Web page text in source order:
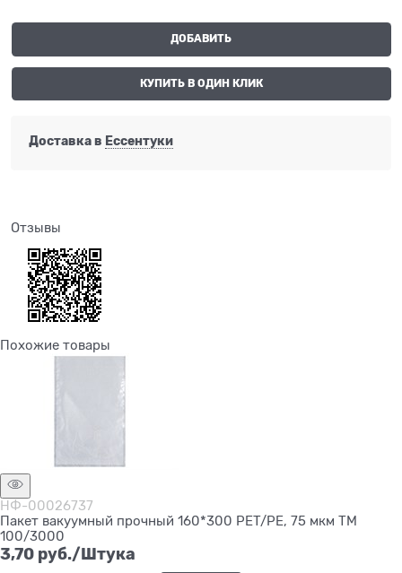
ДОБАВИТЬ
КУПИТЬ В ОДИН КЛИК
Доставка в Ессентуки
Отзывы
Похожие товары
НФ-00026737
Пакет вакуумный прочный 160*300 PET/PE, 75 мкм ТМ
100/3000
3,70 руб./Штука